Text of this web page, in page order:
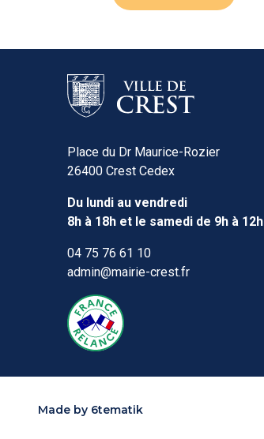
Place du Dr Maurice-Rozier
26400 Crest Cedex
Du lundi au vendredi
8h à 18h et le samedi de 9h à 12h
04 75 76 61 10
admin@mairie-crest.fr
Made by 6tematik